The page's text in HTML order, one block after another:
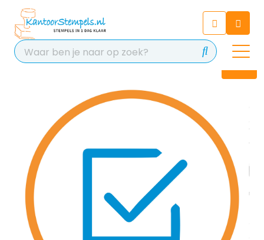
Chat 24/7 met onze chatbot
voor hulp
Contact